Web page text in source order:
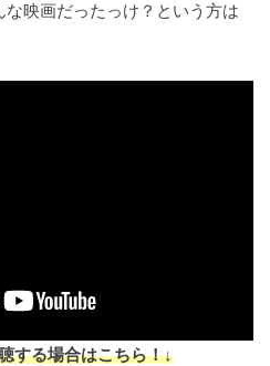
な映画だったっけ？という方は
する場合はこちら！↓